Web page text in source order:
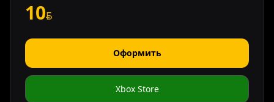
10
Оформить
Xbox Store